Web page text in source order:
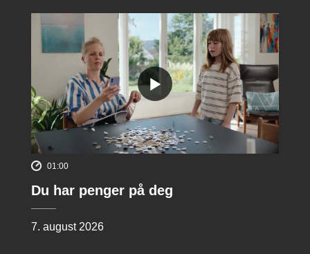
01:00
Du har penger på deg
7. august 2026